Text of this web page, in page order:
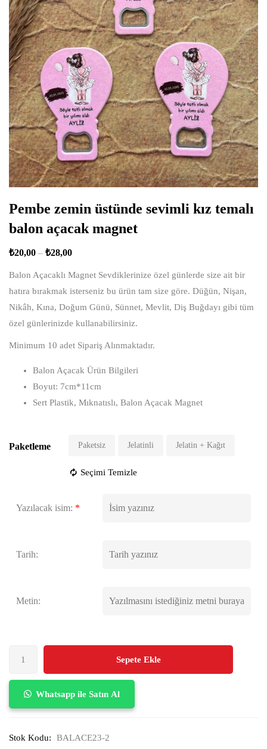
Pembe zemin üstünde sevimli kız temalı
balon açacak magnet
₺20,00 – ₺28,00
Balon Açacaklı Magnet Sevdiklerinize özel günlerde size ait bir
hatıra bırakmak isterseniz bu ürün tam size göre. Düğün, Nişan,
Nikâh, Kına, Doğum Günü, Sünnet, Mevlit, Diş Buğdayı gibi tüm
özel günlerinizde kullanabilirsiniz.
Minimum 10 adet Sipariş Alınmaktadır.
Balon Açacak Ürün Bilgileri
Boyut: 7cm*11cm
Sert Plastik, Mıknatıslı, Balon Açacak Magnet
Paketleme Paketsiz Jelatinli Jelatin + Kağıt
Seçimi Temizle
Yazılacak isim: *
Tarih:
Metin:
Sepete Ekle
Whatsapp ile Satın Al
Stok Kodu: BALACE23-2